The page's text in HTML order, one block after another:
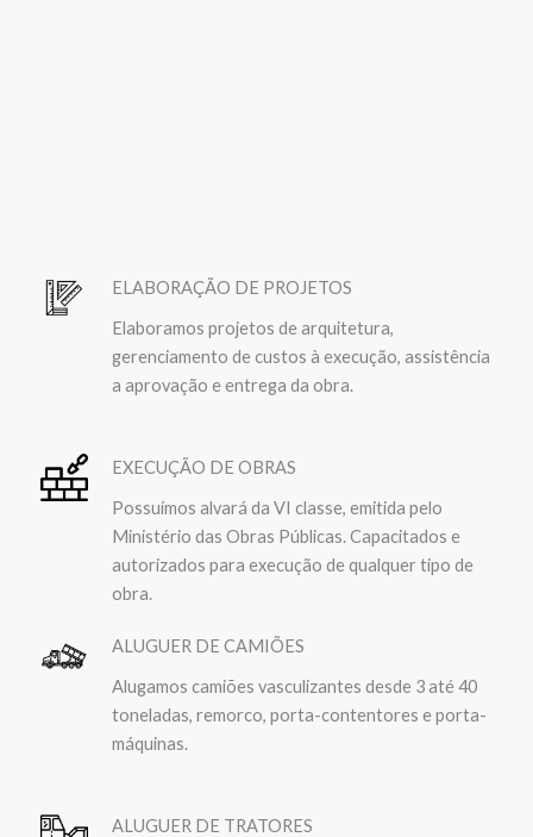
ELABORAÇÃO DE PROJETOS
Elaboramos projetos de arquitetura,
gerenciamento de custos à execução, assistência
a aprovação e entrega da obra.
EXECUÇÃO DE OBRAS
Possuímos alvará da VI classe, emitida pelo
Ministério das Obras Públicas. Capacitados e
autorizados para execução de qualquer tipo de
obra.
ALUGUER DE CAMIÕES
Alugamos camiões vasculizantes desde 3 até 40
toneladas, remorco, porta-contentores e porta-
máquinas.
ALUGUER DE TRATORES